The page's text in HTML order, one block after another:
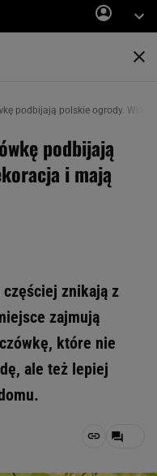
podbijają polskie ogrody.
podbijają
i mają
znikają z
zajmują
które nie
ale też lepiej